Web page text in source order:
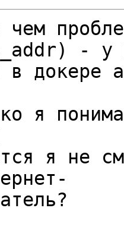
чем
- у
в докере
я
я не